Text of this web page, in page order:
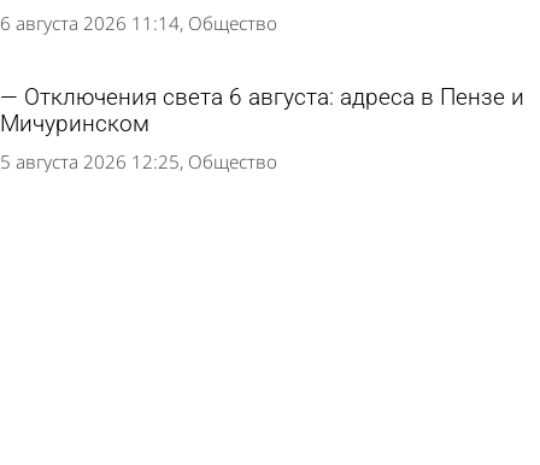
6 августа 2026 11:14 Общество
Отключения света 6 августа: адреса в Пензе и
Мичуринском
5 августа 2026 12:25 Общество